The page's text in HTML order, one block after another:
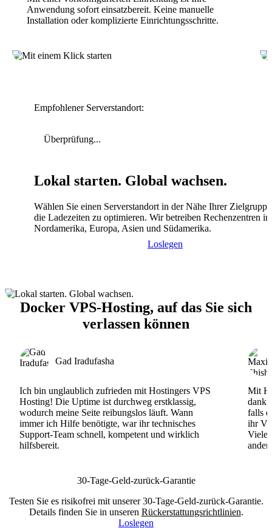
Anwendung sofort einsatzbereit. Keine manuelle
Installation oder komplizierte Einrichtungsschritte.
Empfohlener Serverstandort:
Überprüfung...
Lokal starten. Global wachsen.
Wählen Sie einen Serverstandort in der Nähe Ihrer
die Ladezeiten zu optimieren. Wir betreiben Rechenzentren in
Nordamerika, Europa, Asien und Südamerika.
Loslegen
Docker VPS-Hosting, auf das Sie sich
verlassen können
Gad Iradufasha
Ich bin unglaublich zufrieden mit Hostingers VPS
Hosting! Die Uptime ist durchweg erstklassig,
wodurch meine Seite reibungslos läuft. Wann
immer ich Hilfe benötigte, war ihr technisches
Support-Team schnell, kompetent und wirklich
hilfsbereit.
Mit
dank
falls
ihr
30-Tage-Geld-zurück-Garantie
Testen Sie es risikofrei mit unserer 30-Tage-Geld-zurück-Garantie.
Details finden Sie in unseren Rückerstattungsrichtlinien.
Loslegen